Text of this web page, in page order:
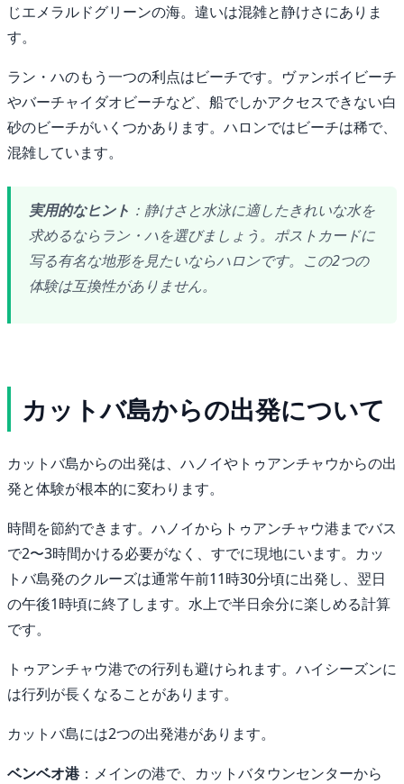
じエメラルドグリーンの海。違いは混雑と静けさにありま
す。
ラン・ハのもう一つの利点はビーチです。ヴァンボイビーチ
やバーチャイダオビーチなど、船でしかアクセスできない白
砂のビーチがいくつかあります。ハロンではビーチは稀で、
混雑しています。
実用的なヒント ：静けさと水泳に適したきれいな水を
求めるならラン・ハを選びましょう。ポストカードに
写る有名な地形を見たいならハロンです。この2つの
体験は互換性がありません。
カットバ島からの出発について
カットバ島からの出発は、ハノイやトゥアンチャウからの出
発と体験が根本的に変わります。
時間を節約できます。ハノイからトゥアンチャウ港までバス
で2〜3時間かける必要がなく、すでに現地にいます。カッ
トバ島発のクルーズは通常午前11時30分頃に出発し、翌日
の午後1時頃に終了します。水上で半日余分に楽しめる計算
です。
トゥアンチャウ港での行列も避けられます。ハイシーズンに
は行列が長くなることがあります。
カットバ島には2つの出発港があります。
ベンベオ港：メインの港で、カットバタウンセンターから